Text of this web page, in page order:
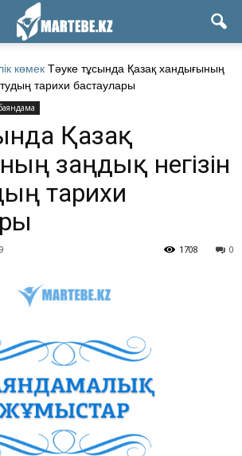
көмек Тәуке тұсында Қазақ хандығының
тарихи бастаулары
Қазақ
заңдық негізін
тарихи
0
1708